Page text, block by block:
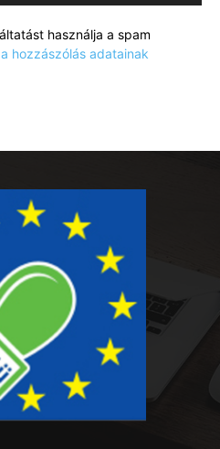
használja a spam
hozzászólás adatainak